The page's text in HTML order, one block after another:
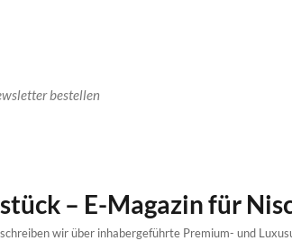
bestellen
– E-Magazin für
wir über inhabergeführte Premium- und